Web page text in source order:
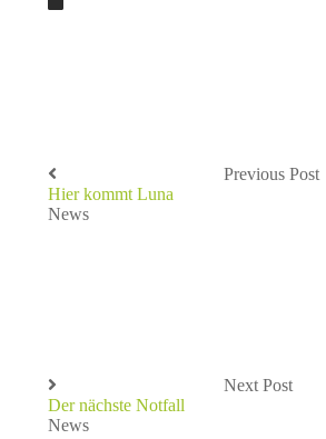
Previous Post
Hier kommt Luna
News
Next Post
Der nächste Notfall
News